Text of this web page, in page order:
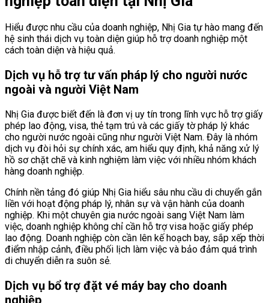
Hiểu được nhu cầu của doanh nghiệp, Nhị Gia tự hào mang đến
hệ sinh thái dịch vụ toàn diện giúp hỗ trợ doanh nghiệp một
cách toàn diện và hiệu quả.
Dịch vụ hỗ trợ tư vấn pháp lý cho người nước
ngoài và người Việt Nam
Nhị Gia được biết đến là đơn vị uy tín trong lĩnh vực hỗ trợ giấy
phép lao động, visa, thẻ tạm trú và các giấy tờ pháp lý khác
cho người nước ngoài cũng như người Việt Nam. Đây là nhóm
dịch vụ đòi hỏi sự chính xác, am hiểu quy định, khả năng xử lý
hồ sơ chặt chẽ và kinh nghiệm làm việc với nhiều nhóm khách
hàng doanh nghiệp.
Chính nền tảng đó giúp Nhị Gia hiểu sâu nhu cầu di chuyển gắn
liền với hoạt động pháp lý, nhân sự và vận hành của doanh
nghiệp. Khi một chuyên gia nước ngoài sang Việt Nam làm
việc, doanh nghiệp không chỉ cần hỗ trợ visa hoặc giấy phép
lao động. Doanh nghiệp còn cần lên kế hoạch bay, sắp xếp thời
điểm nhập cảnh, điều phối lịch làm việc và bảo đảm quá trình
di chuyển diễn ra suôn sẻ.
Dịch vụ bổ trợ đặt vé máy bay cho doanh